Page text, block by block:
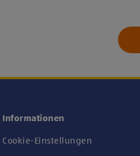
Informationen
Cookie-Einstellungen